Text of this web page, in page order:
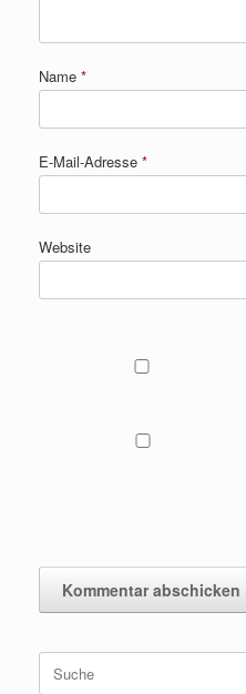
Name *
E-Mail-Adresse *
Website
Suche
nach: